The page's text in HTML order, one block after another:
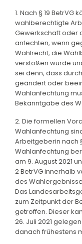
1. Nach § 19 BetrVG
wahlberechtigte
Gewerkschaft oder
anfechten, wenn
Wahlrecht, die
verstoßen wurde
sei denn, dass
geändert oder
Wahlanfechtung
Bekanntgabe des
2. Die formellen
Wahlanfechtung
Arbeitgeberin nach §
Wahlanfechtung
am 9. August 2021
2 BetrVG innerhalb
des
Das
zum Zeitpunkt der
getroffen. Dieser
26. Juli 2021
danach frühestens